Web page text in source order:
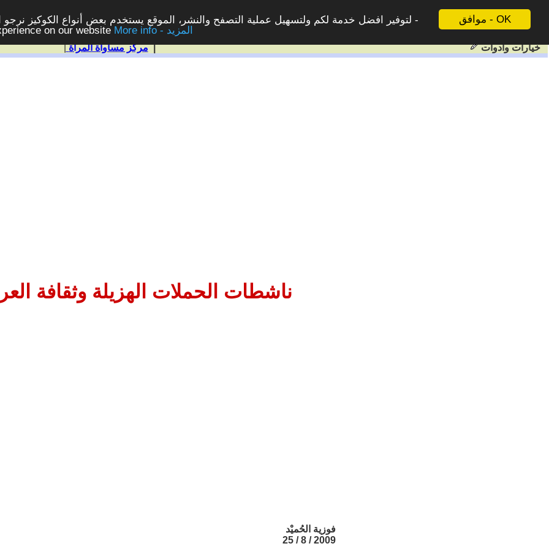
موافق - OK
لتوفير افضل خدمة لكم ولتسهيل عملية التصفح والنشر، الموقع يستخدم بعض أنواع الكوكيز
on our website
More info - المزيد
| مركز مساواة المرأة| خيارات وادوات
ناشطات الحملات الهزيلة وثقافة
فوزية الحُميْد
2009 / 8 / 25